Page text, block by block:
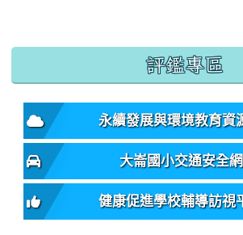
:::
評鑑專區
永續發展與環境教育資
大崙國小交通安全網
健康促進學校輔導訪視